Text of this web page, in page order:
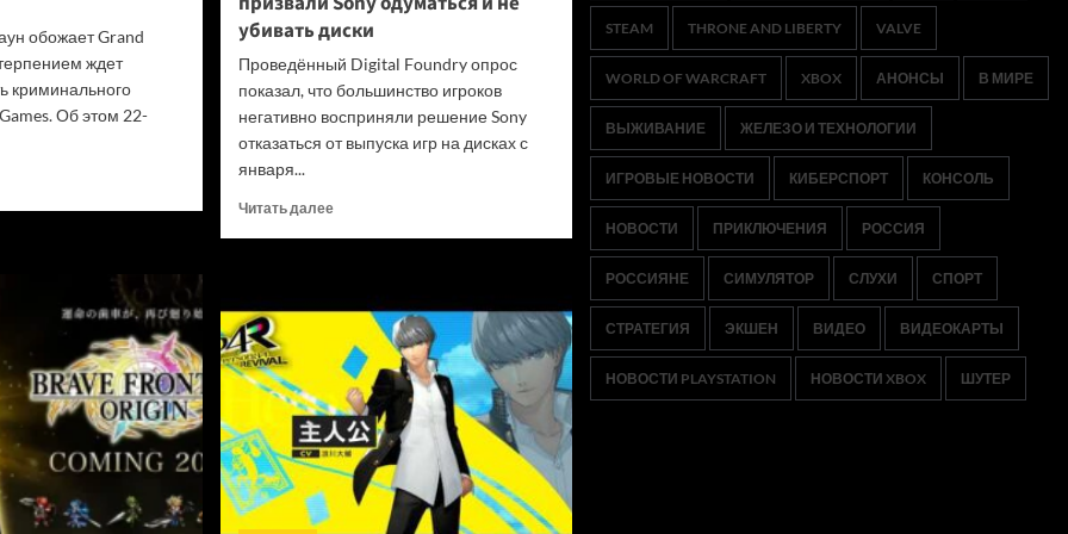
обожает Grand
ждет
криминального
Об этом 22-
убивать диски
Проведённый Digital Foundry опрос
показал, что большинство игроков
негативно восприняли решение Sony
отказаться от выпуска игр на дисках с
января...
Читать далееПрочитать
на
закрытых
платформах
игрокам
не
принедлежат»:
В
Digital
Foundry
призвали
STEAM THRONE AND LIBERTY VALVE
WORLD OF WARCRAFT XBOX АНОНСЫ В МИРЕ
ВЫЖИВАНИЕ ЖЕЛЕЗО И ТЕХНОЛОГИИ
ИГРОВЫЕ НОВОСТИ КИБЕРСПОРТ КОНСОЛЬ
НОВОСТИ ПРИКЛЮЧЕНИЯ РОССИЯ
РОССИЯНЕ СИМУЛЯТОР СЛУХИ СПОРТ
СТРАТЕГИЯ ЭКШЕН ВИДЕО ВИДЕОКАРТЫ
НОВОСТИ PLAYSTATION НОВОСТИ XBOX ШУТЕР